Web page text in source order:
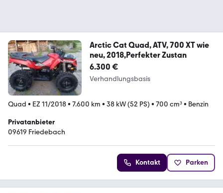
Arctic Cat Quad, ATV, 700 XT wie
neu, 2018,Perfekter Zustan
6.300 €
Verhandlungsbasis
Quad • EZ 11/2018• 7.600 km • 38 kW (52 PS) • 700 cm³• Benzin
Privatanbieter
09619 Friedebach
Kontakt Parken